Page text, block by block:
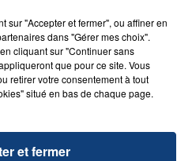
sur "Accepter et fermer", ou affiner en
dans "Gérer mes choix".
cliquant sur "Continuer sans
que pour ce site. Vous
retirer votre consentement à tout
situé en bas de chaque page.
et fermer